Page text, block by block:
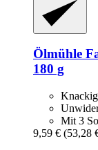
Ölmühle
180 g
Mit 3
9,59 € (53,28